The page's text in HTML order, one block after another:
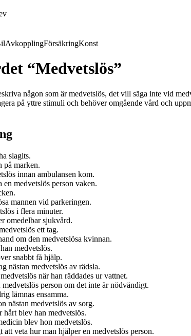
AvkopplingFörsäkringKonst
“Medvetslös”
någon som är medvetslös, det vill säga inte vid
på yttre stimuli och behöver omgående vård och
slagits.
på marken.
innan ambulansen kom.
medvetslös person vaken.
mannen vid parkeringen.
i flera minuter.
omedelbar sjukvård.
ett tag.
om den medvetslösa kvinnan.
medvetslös.
snabbt få hjälp.
nästan medvetslös av rädsla.
när han räddades ur vattnet.
person om det inte är nödvändigt.
lämnas ensamma.
nästan medvetslös av sorg.
blev han medvetslös.
blev hon medvetslös.
veta hur man hjälper en medvetslös person.